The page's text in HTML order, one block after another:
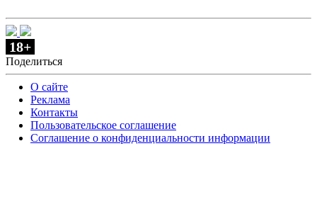
18+
Поделиться
О сайте
Реклама
Контакты
Пользовательское соглашение
Соглашение о конфиденциальности информации